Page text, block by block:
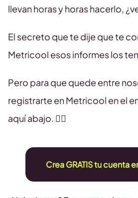
llevan horas y horas hacerlo,
El secreto que te dije que te
Metricool esos informes los
Pero para que quede entre
registrarte en Metricool en el
aquí abajo. 👇🏻
Crea GRATIS tu cuenta